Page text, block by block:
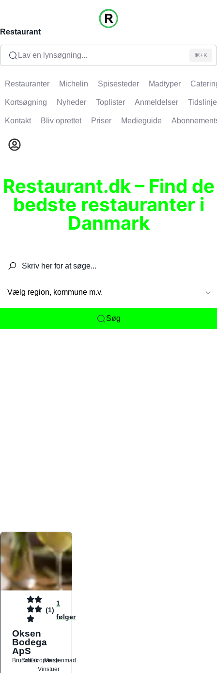
Restaurant
Lav en lynsøgning... ⌘+K
Restauranter Michelin Spisesteder Madtyper
Kortsøgning Nyheder Toplister Anmeldelser Tidslinje
Kontakt Bliv oprettet Priser Medieguide
Restaurant.dk – Find de
bedste restauranter i
Danmark
Vælg region, kommune m.v.
Søg
(1)
1
følger
Oksen
Bodega
ApS
Brunch
DanskEuropæiskMorgenmad
Vinstuer